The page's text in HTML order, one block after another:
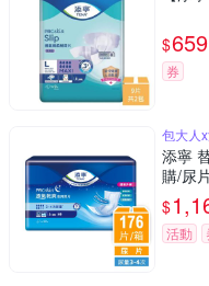
$659
券
包大人
添寧
購/尿
$
活動